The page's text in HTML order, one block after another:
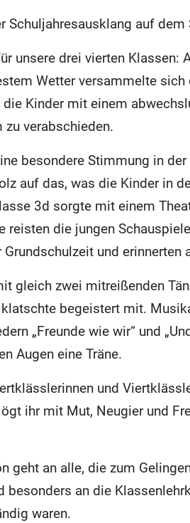
Schuljahresausklang auf dem
unsere drei vierten Klassen:
Wetter versammelte
Kinder mit einem
verabschieden.
besondere Stimmung in
auf das, was die Kinder in
3d sorgte mit einem
reisten die jungen
und erinnerten
gleich zwei mitreißenden
begeistert mit.
„Freunde wie wir“ und
Augen eine Träne.
und
ihr mit Mut, Neugier und
geht an alle, die zum
besonders an die
waren.